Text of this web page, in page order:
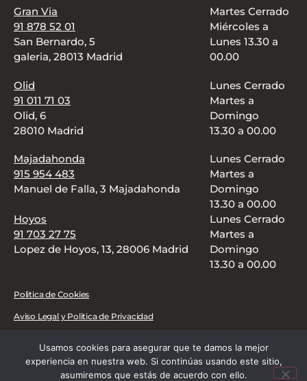
Gran Via
91 878 52 01
San Bernardo, 5
galeria, 28013 Madrid
Martes Cerrado
Miércoles a
Lunes 13.30 a
00.00
Olid
91 011 71 03
Olid, 6
28010 Madrid
Lunes Cerrado
Martes a
Domingo
13.30 a 00.00
Majadahonda
915 954 483
Manuel de Falla, 3 Majadahonda
Lunes Cerrado
Martes a
Domingo
13.30 a 00.00
Hoyos
91 703 27 75
Lopez de Hoyos, 13, 28006 Madrid
Lunes Cerrado
Martes a
Domingo
13.30 a 00.00
CARTAFOOD TRUCKDELIVERYREGALABLOG
Copyright © Mawey. Todos los derechos reservados.
Politica de Cookies
Aviso Legal y Politica de Privacidad
Usamos cookies para asegurar que te damos la mejor
experiencia en nuestra web. Si continúas usando este sitio,
asumiremos que estás de acuerdo con ello.